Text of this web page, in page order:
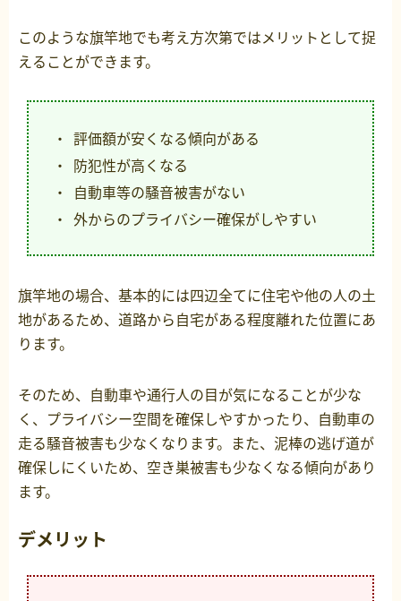
このような旗竿地でも考え方次第ではメリットとして捉
えることができます。
評価額が安くなる傾向がある
防犯性が高くなる
自動車等の騒音被害がない
外からのプライバシー確保がしやすい
旗竿地の場合、基本的には四辺全てに住宅や他の人の土
地があるため、道路から自宅がある程度離れた位置にあ
ります。
そのため、自動車や通行人の目が気になることが少な
く、プライバシー空間を確保しやすかったり、自動車の
走る騒音被害も少なくなります。また、泥棒の逃げ道が
確保しにくいため、空き巣被害も少なくなる傾向があり
ます。
デメリット